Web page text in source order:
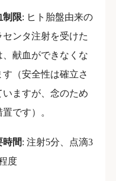
制限: ヒト胎盤由来の
センタ注射を受けた
、献血ができなくな
す（安全性は確立さ
いますが、念のため
です）。
時間: 注射5分、点滴3
度